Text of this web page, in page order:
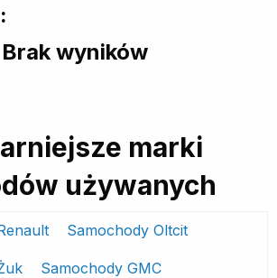
Brak wyników
marki
używanych
Samochody Oltcit
Samochody GMC